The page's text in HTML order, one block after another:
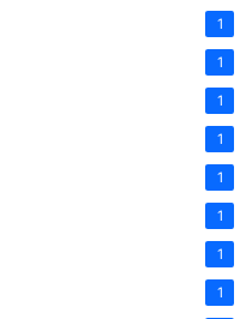
1
1
1
1
1
1
1
1